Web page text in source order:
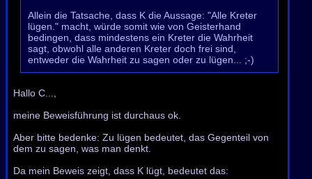
Allein die Tatsache, dass K die Aussage: "Alle Kreter
lügen." macht, würde somit wie von Geisterhand
bedingen, dass mindestens ein Kreter die Wahrheit
sagt, obwohl alle anderen Kreter doch frei sind,
entweder die Wahrheit zu sagen oder zu lügen... ;-)
Hallo C...,
meine Beweisführung ist durchaus ok.
Aber bitte bedenke: Zu lügen bedeutet, das Gegenteil von
dem zu sagen, was man denkt.
Da mein Beweis zeigt, dass K lügt, bedeutet das: